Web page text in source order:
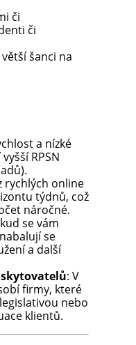
či
či
šanci na
a nízké
RPSN
rychlých online
týdnů, což
náročné.
se vám
se
a další
: V
firmy, které
nebo
klientů.